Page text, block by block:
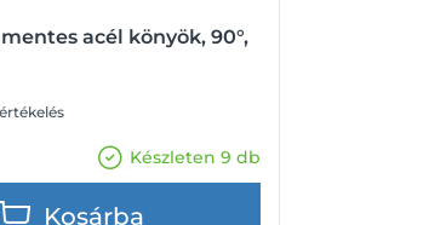
acél könyök, 90°,
Készleten 9 db
Kosárba